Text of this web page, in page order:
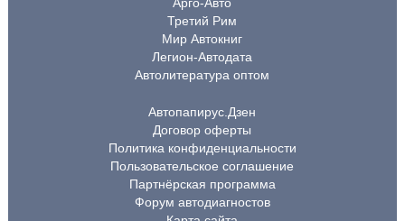
Третий Рим
Мир Автокниг
Легион-Автодата
Автолитература оптом
Автопапирус.Дзен
Договор оферты
Политика конфиденциальности
Пользовательское соглашение
Партнёрская программа
Форум автодиагностов